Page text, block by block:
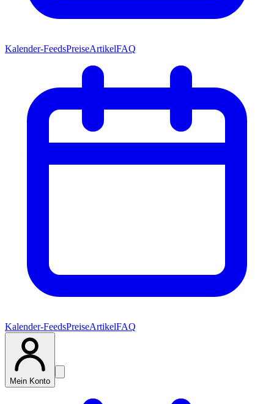
Kalender-FeedsPreiseArtikelFAQ
Kalender-FeedsPreiseArtikelFAQ
Mein Konto